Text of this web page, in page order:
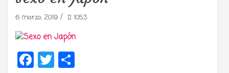
6 marzo, 2019 / 1053
Facebook
Twitter